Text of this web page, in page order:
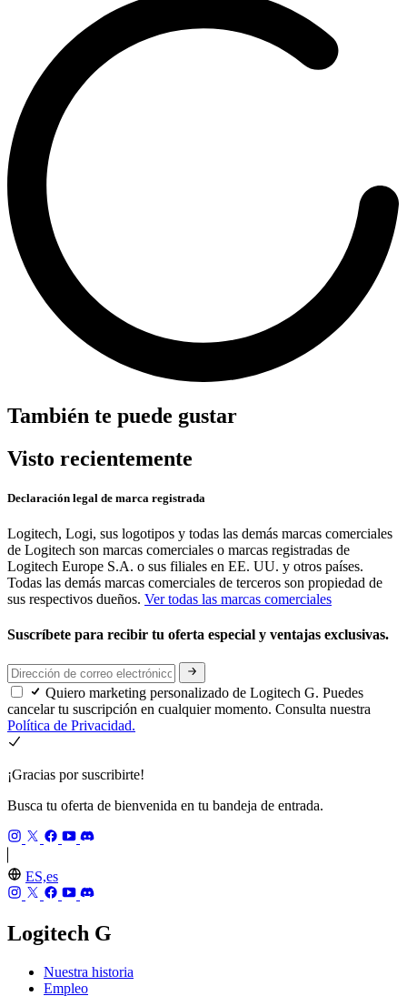
También te puede gustar
Visto recientemente
Declaración legal de marca registrada
Logitech, Logi, sus logotipos y todas las demás marcas comerciales
de Logitech son marcas comerciales o marcas registradas de
Logitech Europe S.A. o sus filiales en EE. UU. y otros países.
Todas las demás marcas comerciales de terceros son propiedad de
sus respectivos dueños. Ver todas las marcas comerciales
Suscríbete para recibir tu oferta especial y ventajas exclusivas.
Quiero marketing personalizado de Logitech G. Puedes
cancelar tu suscripción en cualquier momento. Consulta nuestra
Política de Privacidad.
¡Gracias por suscribirte!
Busca tu oferta de bienvenida en tu bandeja de entrada.
ES,es
Logitech G
Nuestra historia
Empleo